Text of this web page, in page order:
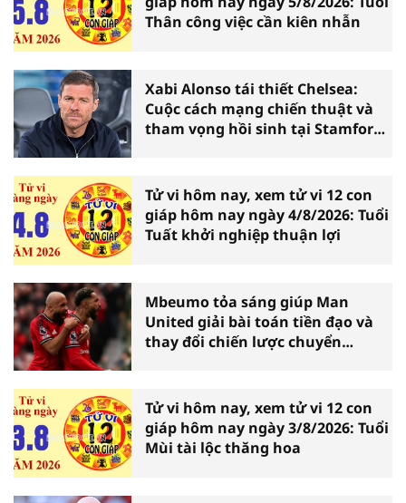
Thân công việc cần kiên nhẫn
Xabi Alonso tái thiết Chelsea:
Cuộc cách mạng chiến thuật và
tham vọng hồi sinh tại Stamford
Tử vi hôm nay, xem tử vi 12 con
giáp hôm nay ngày 4/8/2026: Tuổi
Tuất khởi nghiệp thuận lợi
Mbeumo tỏa sáng giúp Man
United giải bài toán tiền đạo và
thay đổi chiến lược chuyển
Tử vi hôm nay, xem tử vi 12 con
giáp hôm nay ngày 3/8/2026: Tuổi
Mùi tài lộc thăng hoa